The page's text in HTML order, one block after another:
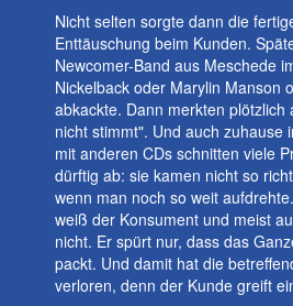
Nicht selten sorgte dann die
Enttäuschung beim Kunden.
Newcomer-Band aus Meschede
Nickelback oder Marylin Manson
abkackte. Dann merkten plötzlich
nicht stimmt". Und auch zuhause
mit anderen CDs schnitten viele
dürftig ab: sie kamen nicht so
wenn man noch so weit
weiß der Konsument und meist
nicht. Er spürt nur, dass das
packt. Und damit hat die
verloren, denn der Kunde greift